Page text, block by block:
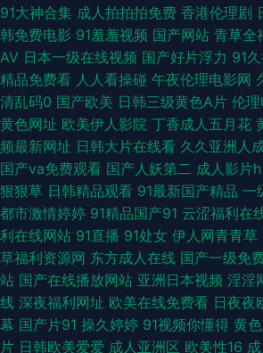
久 九九综合88 91日韩怀旧 成人艹九一 91蜜臀在
视 国产乱乱一区二区 尤物免费视频 91无码青久
频在线 超碰另类 国产美女在线99 五月五成人网站
做爱 AV片网址 亚洲黄色网址 精品福利网 黄色片
97人妻 日本解说乱子视频 激情综合BT 欧美性爱
色窝窝五月 白丝喷水后入 久久伊人免费视频
免费在线播放成人av 精品在线岛女视频 中文字幕
产裸体舞一区二区三区 豆花成人视频 www色情网
91大神合集 成人拍拍拍免费 香港伦理剧
韩免费电影 91羞羞视频 国产网站 青草全
AV 日本一级在线视频 国产好片浮力 91
精品免费看 人人看操碰 午夜伦理电影网
清乱码0 国产欧美 日韩三级黄色A片 伦
黄色网址 欧美伊人影院 丁香成人五月花
频最新网址 日韩大片在线看 久久亚洲人
国产va免费观看 国产人妖第二 成人影片h
狠狠草 日韩精品观看 91最新国产精品 一
都市激情婷婷 91精品国产91 云涩福利在
利在线网站 91直播 91处女 伊人网青青草
草福利资源网 东方成人在线 国产一级免
站 国产在线播放网站 亚洲日本视频 淫淫
线 深夜福利网址 欧美在线免费看 日夜夜
幕 国产片91 操久婷婷 91视频你懂得 黄
片 日韩欧美爱爱 成人亚洲区 欧美性16